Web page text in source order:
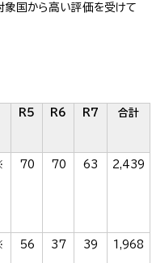
象国から高い評価を受けて
R5 R6 R7 合計
70 70 63 2,439
56 37 39 1,968